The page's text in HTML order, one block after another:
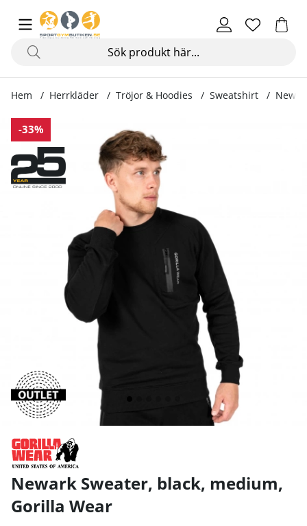
Hem Herrkläder Tröjor & Hoodies Sweatshirt
-33%
Produktbilder Newark Sweater, black
Newark Sweater, black, medium,
Gorilla Wear